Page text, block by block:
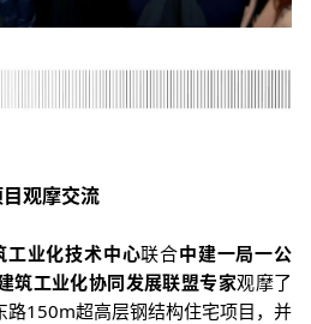
观摩交流
工业化技术中心联合中建一局一公
筑工业化协同发展联盟专家观摩了
路150m超高层钢结构住宅项目，并